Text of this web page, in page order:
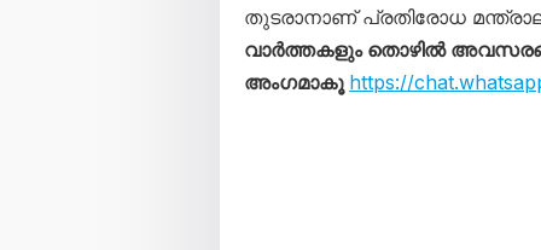
തുടരാനാണ് പ്രതിരോധ
വാർത്തകളും തൊഴിൽ
അംഗമാകൂ https://